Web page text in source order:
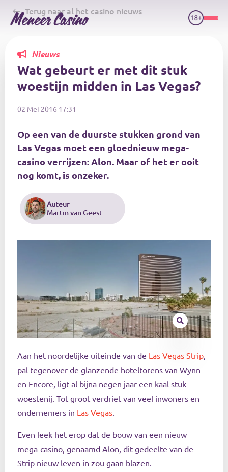
Terug naar al het casino nieuws
Nieuws
Wat gebeurt er met dit stuk
woestijn midden in Las Vegas?
02 Mei 2016 17:31
Op een van de duurste stukken grond van
Las Vegas moet een gloednieuw mega-
casino verrijzen: Alon. Maar of het er ooit
nog komt, is onzeker.
Auteur
Martin van Geest
Aan het noordelijke uiteinde van de Las Vegas Strip,
pal tegenover de glanzende hoteltorens van Wynn
en Encore, ligt al bijna negen jaar een kaal stuk
woestenij. Tot groot verdriet van veel inwoners en
ondernemers in Las Vegas.
Even leek het erop dat de bouw van een nieuw
mega-casino, genaamd Alon, dit gedeelte van de
Strip nieuw leven in zou gaan blazen.